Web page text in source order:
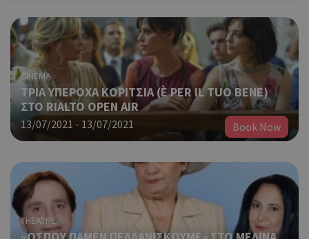
CINEMA
ΤΡΙΑ ΥΠΕΡΟΧΑ ΚΟΡΙΤΣΙΑ (È PER IL TUO BENE)
ΣΤΟ RIALTO OPEN AIR
13/07/2021 - 13/07/2021 Book Now
THEATRE